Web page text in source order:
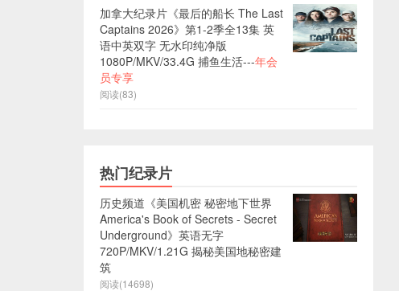
加拿大纪录片《最后的船长 The Last
Captains 2026》第1-2季全13集 英
语中英双字 无水印纯净版
1080P/MKV/33.4G 捕鱼生活---年会
员专享
阅读(83)
热门纪录片
历史频道《美国机密 秘密地下世界
America's Book of Secrets - Secret
Underground》英语无字
720P/MKV/1.21G 揭秘美国地秘密建
筑
阅读(14698)